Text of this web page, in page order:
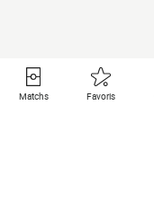
Matchs Favoris